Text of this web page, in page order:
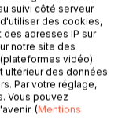
lequel nous ne
sensations ? ;
se sentir en
autres ?
suivi côté serveur
des cookies,
adresses IP sur
notre site des
vidéo).
ultérieur des données
Par votre réglage,
Vous pouvez
(Mentions